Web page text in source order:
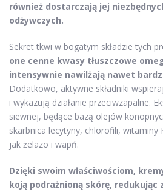
również dostarczają jej
odżywczych.
Sekret tkwi w bogatym składzie tych
one cenne kwasy tłuszczowe
intensywnie nawilżają nawet
Dodatkowo, aktywne składniki
i wykazują działanie przeciwzapalne.
siewnej, będące bazą olejów
skarbnica lecytyny, chlorofili, witaminy
jak żelazo i wapń.
Dzięki swoim właściwościom,
koją podrażnioną skórę, redukując